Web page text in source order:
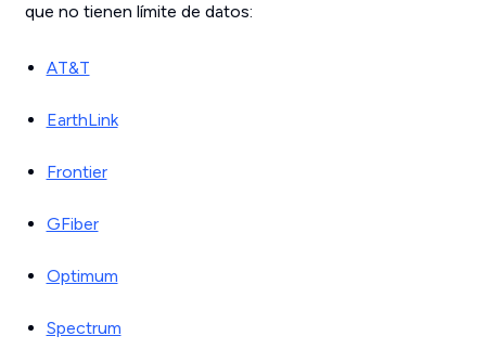
que no tienen límite de datos:
AT&T
EarthLink
Frontier
GFiber
Optimum
Spectrum